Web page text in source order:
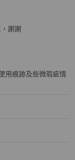
藤粗金項鍊 絕版小
謝謝
用痕跡及些微瑕疵情